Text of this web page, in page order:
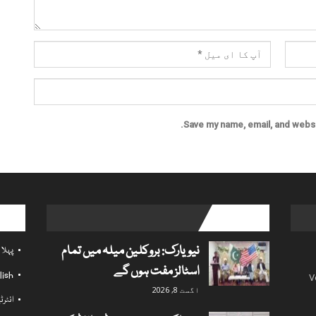
Save my name, email, and
نیویارک: بروکلین میلہ میں تمام
اسٹالز مفت ہوں گے
اگست 8, 2026